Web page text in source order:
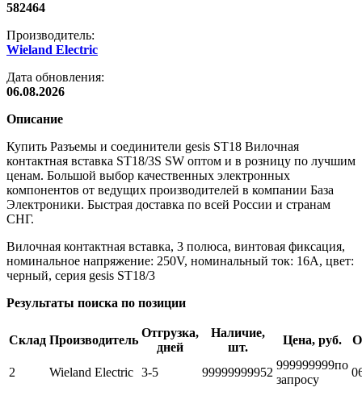
582464
Производитель:
Wieland Electric
Дата обновления:
06.08.2026
Описание
Купить Разъемы и соединители gesis ST18 Вилочная
контактная вставка ST18/3S SW оптом и в розницу по лучшим
ценам. Большой выбор качественных электронных
компонентов от ведущих производителей в компании База
Электроники. Быстрая доставка по всей России и странам
СНГ.
Вилочная контактная вставка, 3 полюса, винтовая фиксация,
номинальное напряжение: 250V, номинальный ток: 16A, цвет:
черный, серия gesis ST18/3
Результаты поиска по позиции
Склад Производитель
Отгрузка,
дней
Наличие,
шт.
Цена, руб.
2 Wieland Electric 3-5 99999999952
999999999по
запросу